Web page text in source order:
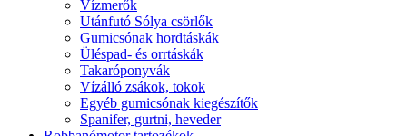
Vízmerők
Utánfutó Sólya csörlők
Gumicsónak hordtáskák
Üléspad- és orrtáskák
Takaróponyvák
Vízálló zsákok, tokok
Egyéb gumicsónak kiegészítők
Spanifer, gurtni, heveder